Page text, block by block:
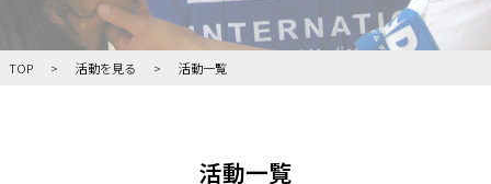
TOP 活動を見る 活動一覧
活動一覧